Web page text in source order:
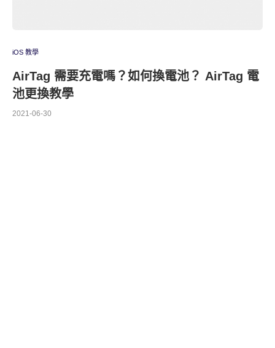
iOS 教學
AirTag 需要充電嗎？如何換電池？ AirTag 電
池更換教學
2021-06-30